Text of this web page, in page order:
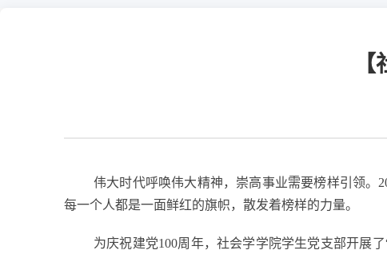
伟大时代呼唤伟大精神，崇高事业需要榜样引领。
每一个人都是一面鲜红的旗帜，散发着榜样的力量。
为庆祝建党100周年，社会学学院学生党支部开展